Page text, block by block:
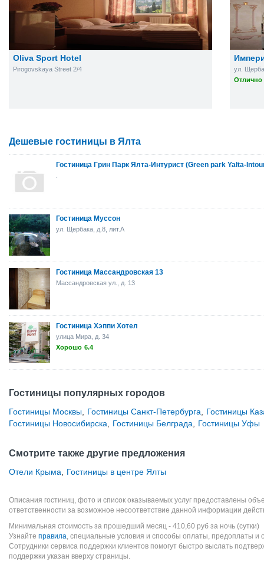
Oliva Sport Hotel
Pirogovskaya Street 2/4
ул.
Отлично
Дешевые гостиницы в Ялта
Гостиница Грин Парк Ялта-Интурист (Green park Yalta-
Гостиница Муссон
ул. Щербака, д.8, лит.А
Гостиница Массандровская 13
Массандровская ул., д. 13
Гостиница Хэппи Хотел
улица Мира, д. 34
Хорошо 6.4
Гостиницы популярных городов
Гостиницы Москвы Гостиницы Санкт-Петербурга
Гостиницы
Гостиницы Новосибирска
Гостиницы Белграда Гостиницы Уфы
Смотрите также другие предложения
Отели Крыма Гостиницы в центре Ялты
Описания гостиниц, фото и список оказываемых услуг предоставлены
ответственности за возможное несоответствие данной информации
Минимальная стоимость за прошедший месяц - 410,60 руб за ночь (сутки)
Узнайте правила, специальные условия и способы оплаты, предоплаты и
Сотрудники сервиса поддержки клиентов помогут быстро выслать
поддержки указан вверху страницы.